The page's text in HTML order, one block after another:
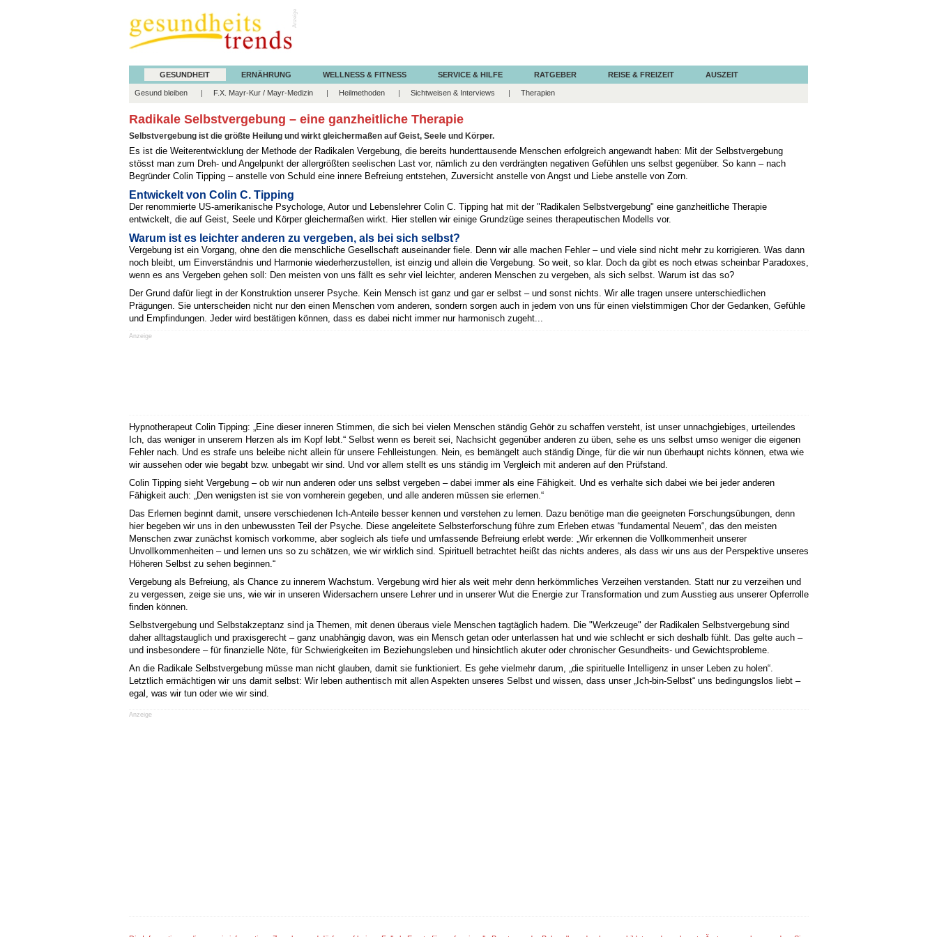
Anzeige
GESUNDHEIT ERNÄHRUNG WELLNESS & FITNESS SERVICE & HILFE RATGEBER REISE & FREIZEIT AUSZEIT
Gesund bleiben F.X. Mayr-Kur / Mayr-Medizin Heilmethoden Sichtweisen & Interviews Therapien
Radikale Selbstvergebung – eine ganzheitliche Therapie
Selbstvergebung ist die größte Heilung und wirkt gleichermaßen auf Geist, Seele und Körper.
Es ist die Weiterentwicklung der Methode der Radikalen Vergebung, die bereits hunderttausende Menschen erfolgreich angewandt haben: Mit der Selbstvergebung
stösst man zum Dreh- und Angelpunkt der allergrößten seelischen Last vor, nämlich zu den verdrängten negativen Gefühlen uns selbst gegenüber. So kann – nach
Begründer Colin Tipping – anstelle von Schuld eine innere Befreiung entstehen, Zuversicht anstelle von Angst und Liebe anstelle von Zorn.
Entwickelt von Colin C. Tipping
Der renommierte US-amerikanische Psychologe, Autor und Lebenslehrer Colin C. Tipping hat mit der "Radikalen Selbstvergebung" eine ganzheitliche Therapie
entwickelt, die auf Geist, Seele und Körper gleichermaßen wirkt. Hier stellen wir einige Grundzüge seines therapeutischen Modells vor.
Warum ist es leichter anderen zu vergeben, als bei sich selbst?
Vergebung ist ein Vorgang, ohne den die menschliche Gesellschaft auseinander fiele. Denn wir alle machen Fehler – und viele sind nicht mehr zu korrigieren. Was dann
noch bleibt, um Einverständnis und Harmonie wiederherzustellen, ist einzig und allein die Vergebung. So weit, so klar. Doch da gibt es noch etwas scheinbar Paradoxes,
wenn es ans Vergeben gehen soll: Den meisten von uns fällt es sehr viel leichter, anderen Menschen zu vergeben, als sich selbst. Warum ist das so?
Der Grund dafür liegt in der Konstruktion unserer Psyche. Kein Mensch ist ganz und gar er selbst – und sonst nichts. Wir alle tragen unsere unterschiedlichen
Prägungen. Sie unterscheiden nicht nur den einen Menschen vom anderen, sondern sorgen auch in jedem von uns für einen vielstimmigen Chor der Gedanken, Gefühle
und Empfindungen. Jeder wird bestätigen können, dass es dabei nicht immer nur harmonisch zugeht...
Anzeige
Hypnotherapeut Colin Tipping: „Eine dieser inneren Stimmen, die sich bei vielen Menschen ständig Gehör zu schaffen versteht, ist unser unnachgiebiges, urteilendes
Ich, das weniger in unserem Herzen als im Kopf lebt.“ Selbst wenn es bereit sei, Nachsicht gegenüber anderen zu üben, sehe es uns selbst umso weniger die eigenen
Fehler nach. Und es strafe uns beleibe nicht allein für unsere Fehlleistungen. Nein, es bemängelt auch ständig Dinge, für die wir nun überhaupt nichts können, etwa wie
wir aussehen oder wie begabt bzw. unbegabt wir sind. Und vor allem stellt es uns ständig im Vergleich mit anderen auf den Prüfstand.
Colin Tipping sieht Vergebung – ob wir nun anderen oder uns selbst vergeben – dabei immer als eine Fähigkeit. Und es verhalte sich dabei wie bei jeder anderen
Fähigkeit auch: „Den wenigsten ist sie von vornherein gegeben, und alle anderen müssen sie erlernen.“
Das Erlernen beginnt damit, unsere verschiedenen Ich-Anteile besser kennen und verstehen zu lernen. Dazu benötige man die geeigneten Forschungsübungen, denn
hier begeben wir uns in den unbewussten Teil der Psyche. Diese angeleitete Selbsterforschung führe zum Erleben etwas “fundamental Neuem“, das den meisten
Menschen zwar zunächst komisch vorkomme, aber sogleich als tiefe und umfassende Befreiung erlebt werde: „Wir erkennen die Vollkommenheit unserer
Unvollkommenheiten – und lernen uns so zu schätzen, wie wir wirklich sind. Spirituell betrachtet heißt das nichts anderes, als dass wir uns aus der Perspektive unseres
Höheren Selbst zu sehen beginnen.“
Vergebung als Befreiung, als Chance zu innerem Wachstum. Vergebung wird hier als weit mehr denn herkömmliches Verzeihen verstanden. Statt nur zu verzeihen und
zu vergessen, zeige sie uns, wie wir in unseren Widersachern unsere Lehrer und in unserer Wut die Energie zur Transformation und zum Ausstieg aus unserer Opferrolle
finden können.
Selbstvergebung und Selbstakzeptanz sind ja Themen, mit denen überaus viele Menschen tagtäglich hadern. Die "Werkzeuge" der Radikalen Selbstvergebung sind
daher alltagstauglich und praxisgerecht – ganz unabhängig davon, was ein Mensch getan oder unterlassen hat und wie schlecht er sich deshalb fühlt. Das gelte auch –
und insbesondere – für finanzielle Nöte, für Schwierigkeiten im Beziehungsleben und hinsichtlich akuter oder chronischer Gesundheits- und Gewichtsprobleme.
An die Radikale Selbstvergebung müsse man nicht glauben, damit sie funktioniert. Es gehe vielmehr darum, „die spirituelle Intelligenz in unser Leben zu holen“.
Letztlich ermächtigen wir uns damit selbst: Wir leben authentisch mit allen Aspekten unseres Selbst und wissen, dass unser „Ich-bin-Selbst“ uns bedingungslos liebt –
egal, was wir tun oder wie wir sind.
Anzeige